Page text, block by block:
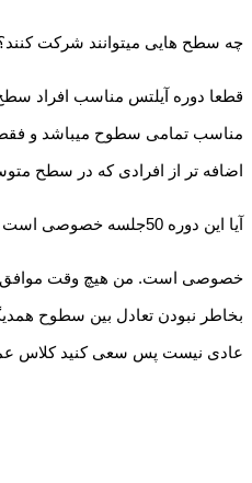
چه سطح هایی میتوانند شرکت
قطعا دوره آیلتس مناسب افراد
اضافه تر از افرادی که در سطح
آیا این دوره 50جلسه خصوصی است یا عمومی؟
خصوصی است. من هیچ وقت موافق
بخاطر نبودن تعادل بین سطوح
عادی نیست پس سعی کنید کلاس